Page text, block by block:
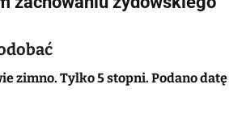
zimno. Tylko 5 stopni. Podano datę